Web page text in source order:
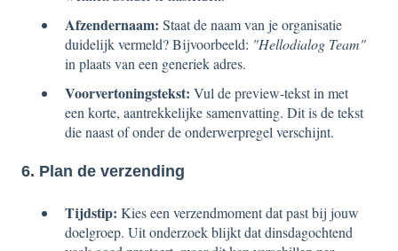
Afzendernaam: Staat de naam van je organisatie
duidelijk vermeld? Bijvoorbeeld: "Hellodialog Team"
in plaats van een generiek adres.
Voorvertoningstekst: Vul de preview-tekst in met
een korte, aantrekkelijke samenvatting. Dit is de tekst
die naast of onder de onderwerpregel verschijnt.
6. Plan de verzending
Tijdstip: Kies een verzendmoment dat past bij jouw
doelgroep. Uit onderzoek blijkt dat dinsdagochtend